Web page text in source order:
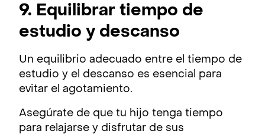
9. Equilibrar tiempo de
estudio y descanso
Un equilibrio adecuado entre el tiempo de
estudio y el descanso es esencial para
evitar el agotamiento.
Asegúrate de que tu hijo tenga tiempo
para relajarse y disfrutar de sus